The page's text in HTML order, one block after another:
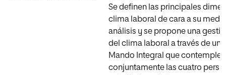
Se definen las principales
clima laboral de cara a su
análisis y se propone una
del clima laboral a través de un
Mando Integral que contemple
conjuntamente las cuatro